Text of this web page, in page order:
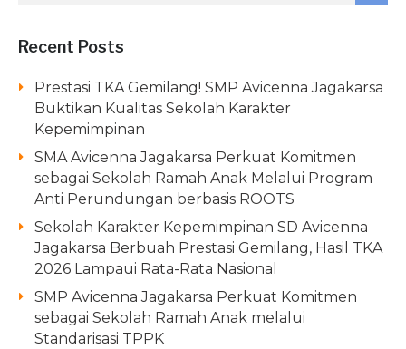
Recent Posts
Prestasi TKA Gemilang! SMP Avicenna Jagakarsa
Buktikan Kualitas Sekolah Karakter
Kepemimpinan
SMA Avicenna Jagakarsa Perkuat Komitmen
sebagai Sekolah Ramah Anak Melalui Program
Anti Perundungan berbasis ROOTS
Sekolah Karakter Kepemimpinan SD Avicenna
Jagakarsa Berbuah Prestasi Gemilang, Hasil TKA
2026 Lampaui Rata-Rata Nasional
SMP Avicenna Jagakarsa Perkuat Komitmen
sebagai Sekolah Ramah Anak melalui
Standarisasi TPPK